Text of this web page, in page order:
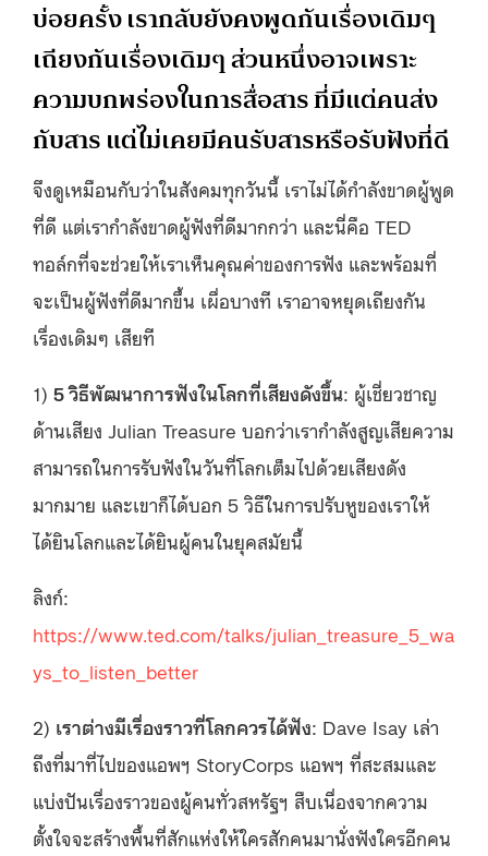
บ่อยครั้ง เรากลับยังคงพูดกันเรื่องเดิมๆ
เถียงกันเรื่องเดิมๆ ส่วนหนึ่งอาจเพราะ
ความบกพร่องในการสื่อสาร ที่มีแต่คนส่ง
กับสาร แต่ไม่เคยมีคนรับสารหรือรับฟังที่ดี
จึงดูเหมือนกับว่าในสังคมทุกวันนี้ เราไม่ได้กำลังขาดผู้พูด
ที่ดี แต่เรากำลังขาดผู้ฟังที่ดีมากกว่า และนี่คือ TED
ทอล์กที่จะช่วยให้เราเห็นคุณค่าของการฟัง และพร้อมที่
จะเป็นผู้ฟังที่ดีมากขึ้น เผื่อบางที เราอาจหยุดเถียงกัน
เรื่องเดิมๆ เสียที
1) 5 วิธีพัฒนาการฟังในโลกที่เสียงดังขึ้น: ผู้เชี่ยวชาญ
ด้านเสียง Julian Treasure บอกว่าเรากำลังสูญเสียความ
สามารถในการรับฟังในวันที่โลกเต็มไปด้วยเสียงดัง
มากมาย และเขาก็ได้บอก 5 วิธีในการปรับหูของเราให้
ได้ยินโลกและได้ยินผู้คนในยุคสมัยนี้
ลิงก์:
https://www.ted.com/talks/julian_treasure_5_wa
ys_to_listen_better
2) เราต่างมีเรื่องราวที่โลกควรได้ฟัง: Dave Isay เล่า
ถึงที่มาที่ไปของแอพฯ StoryCorps แอพฯ ที่สะสมและ
แบ่งปันเรื่องราวของผู้คนทั่วสหรัฐฯ สืบเนื่องจากความ
ตั้งใจจะสร้างพื้นที่สักแห่งให้ใครสักคนมานั่งฟังใครอีกคน